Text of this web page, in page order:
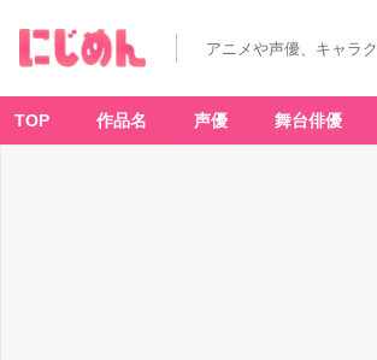
アニメや声優、キャラ
TOP 作品名 声優 舞台俳優